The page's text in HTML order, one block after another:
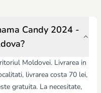
Candy 2024 -
Moldovei. Livrarea in
livrarea costa 70 lei,
gratuita. La necesitate,